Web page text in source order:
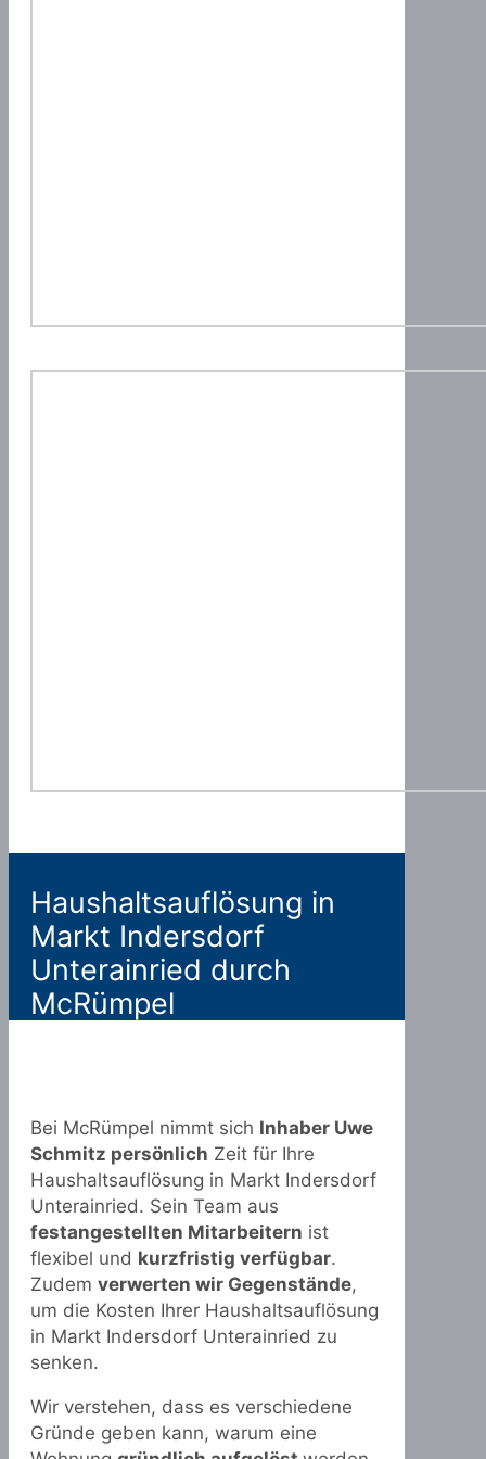
Haushaltsauflösung in
Markt Indersdorf
Unterainried durch
McRümpel
Bei McRümpel nimmt sich Inhaber Uwe
Schmitz persönlich Zeit für Ihre
Haushaltsauflösung in Markt Indersdorf
Unterainried. Sein Team aus
festangestellten Mitarbeitern ist
flexibel und kurzfristig verfügbar.
Zudem verwerten wir Gegenstände,
um die Kosten Ihrer Haushaltsauflösung
in Markt Indersdorf Unterainried zu
senken.
Wir verstehen, dass es verschiedene
Gründe geben kann, warum eine